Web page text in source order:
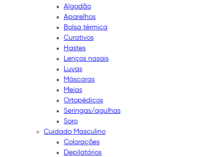
Algodão
Aparelhos
Bolsa térmica
Curativos
Hastes
Lenços nasais
Luvas
Máscaras
Meias
Ortopédicos
Seringas/agulhas
Soro
Cuidado Masculino
Colorações
Depilatórios